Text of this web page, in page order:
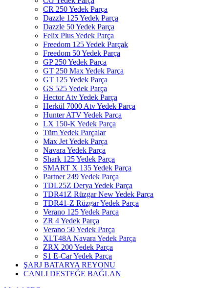
CR 250 Yedek Parça
Dazzle 125 Yedek Parça
Dazzle 50 Yedek Parça
Felix Plus Yedek Parça
Freedom 125 Yedek Parçak
Freedom 50 Yedek Parça
GP 250 Yedek Parça
GT 250 Max Yedek Parça
GT 125 Yedek Parça
GS 525 Yedek Parça
Hector Atv Yedek Parça
Herkül 7000 Atv Yedek Parça
Hunter ATV Yedek Parça
LX 150-K Yedek Parça
Tüm Yedek Parçalar
Max Jet Yedek Parça
Navara Yedek Parça
Shark 125 Yedek Parça
SMART X 135 Yedek Parça
Partner 249 Yedek Parça
TDL25Z Derya Yedek Parça
TDR41Z Rüzgar New Yedek Parça
TDR41-Z Rüzgar Yedek Parça
Verano 125 Yedek Parça
ZR 4 Yedek Parça
Verano 50 Yedek Parça
XLT48A Navara Yedek Parça
ZRX 200 Yedek Parça
S1 E-Car Yedek Parça
ŞARJ BATARYA REYONU
CANLI DESTEĞE BAĞLAN